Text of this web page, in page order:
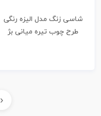
شاسی زنگ مدل الیزه رنگی
طرح چوب تیره میانی بژ
‹